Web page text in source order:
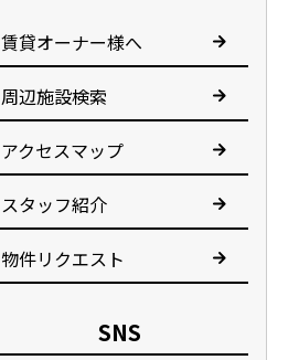
賃貸オーナー様へ
周辺施設検索
アクセスマップ
スタッフ紹介
物件リクエスト
SNS